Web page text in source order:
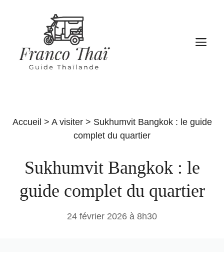
Accueil > A visiter> Sukhumvit Bangkok : le guide
complet du quartier
Sukhumvit Bangkok : le
guide complet du quartier
24 février 2026 à 8h30